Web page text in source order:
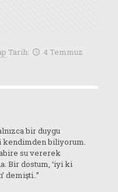
Tarih:
4 Temmuz
bir duygu
kendimden biliyorum.
su vererek
Bir dostum, ‘iyi ki
demişti..”